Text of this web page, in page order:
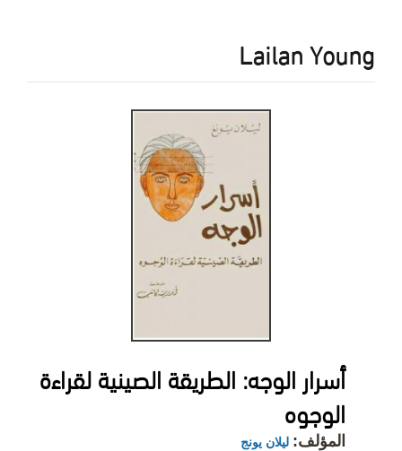
Lailan Young
أسرار الوجه: الطريقة الصينية لقراءة
الوجوه
المؤلف: ليلان يونج